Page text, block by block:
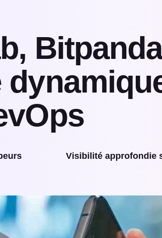
Visibilité approfondie